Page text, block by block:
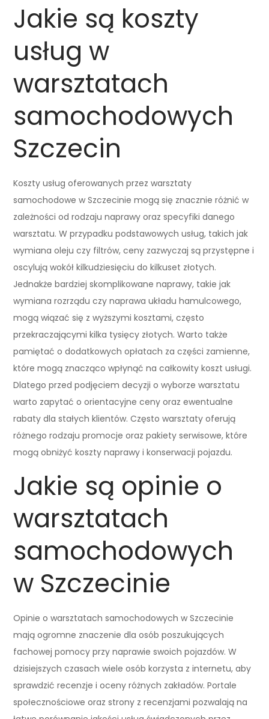
Jakie są koszty
usług w
warsztatach
samochodowych
Szczecin
Koszty usług oferowanych przez warsztaty
samochodowe w Szczecinie mogą się znacznie różnić w
zależności od rodzaju naprawy oraz specyfiki danego
warsztatu. W przypadku podstawowych usług, takich jak
wymiana oleju czy filtrów, ceny zazwyczaj są przystępne i
oscylują wokół kilkudziesięciu do kilkuset złotych.
Jednakże bardziej skomplikowane naprawy, takie jak
wymiana rozrządu czy naprawa układu hamulcowego,
mogą wiązać się z wyższymi kosztami, często
przekraczającymi kilka tysięcy złotych. Warto także
pamiętać o dodatkowych opłatach za części zamienne,
które mogą znacząco wpłynąć na całkowity koszt usługi.
Dlatego przed podjęciem decyzji o wyborze warsztatu
warto zapytać o orientacyjne ceny oraz ewentualne
rabaty dla stałych klientów. Często warsztaty oferują
różnego rodzaju promocje oraz pakiety serwisowe, które
mogą obniżyć koszty naprawy i konserwacji pojazdu.
Jakie są opinie o
warsztatach
samochodowych
w Szczecinie
Opinie o warsztatach samochodowych w Szczecinie
mają ogromne znaczenie dla osób poszukujących
fachowej pomocy przy naprawie swoich pojazdów. W
dzisiejszych czasach wiele osób korzysta z internetu, aby
sprawdzić recenzje i oceny różnych zakładów. Portale
społecznościowe oraz strony z recenzjami pozwalają na